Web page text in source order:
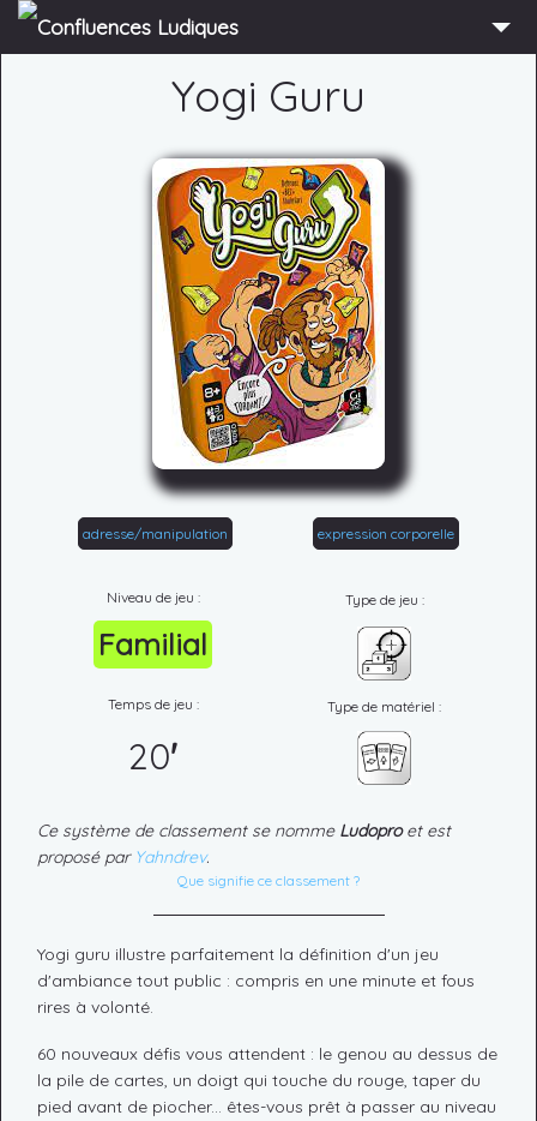
Yogi Guru
adresse/manipulation expression corporelle
Niveau de jeu :
Familial
Type de jeu :
Temps de jeu :
20'
Type de matériel :
Ce système de classement se nomme Ludoproet est
proposé par Yahndrev.
Que signifie ce classement ?
Yogi guru illustre parfaitement la définition d'un jeu
d'ambiance tout public : compris en une minute et fous
rires à volonté.
60 nouveaux défis vous attendent : le genou au dessus de
la pile de cartes, un doigt qui touche du rouge, taper du
pied avant de piocher... êtes-vous prêt à passer au niveau